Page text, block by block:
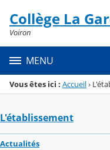
Menu de la rubrique
Contenu
Collège La
Voiron
MENU
Vous êtes ici : Accueil›
L'établissement
Actualités